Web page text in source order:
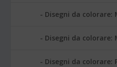
Disegni da colorare:
Disegni da colorare:
Disegni da colorare: